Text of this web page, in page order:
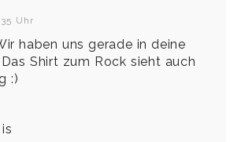
Uhr
haben uns gerade in deine
Shirt zum Rock sieht auch
:)